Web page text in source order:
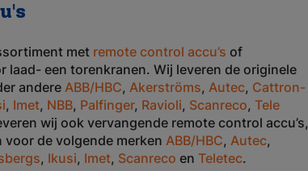
met remote control accu’s of
laad- een torenkranen. Wij leveren de originele
andereABB/HBC, Akerströms, Autec, Cattron-
, Imet, NBB, Palfinger, Ravioli, Scanreco, Tele
wij ook vervangende remote control accu’s,
de volgende merken ABB/HBC, Autec,
, Ikusi, Imet, Scanreco en Teletec.